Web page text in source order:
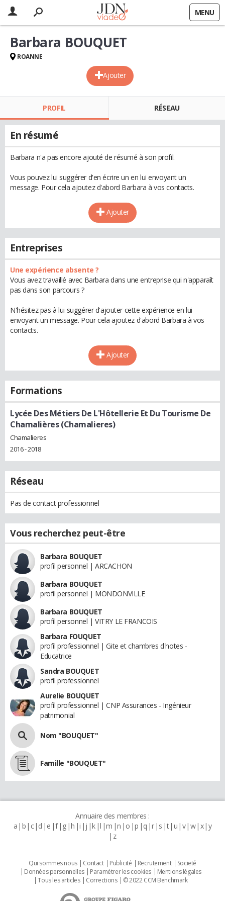
MENU
Ajouter
Barbara BOUQUET
ROANNE
PROFIL RÉSEAU
En résumé
Barbara n'a pas encore ajouté de résumé à son profil.
Vous pouvez lui suggérer d'en écrire un en lui envoyant un
message. Pour cela ajoutez d'abord Barbara à vos contacts.
Ajouter
Entreprises
Une expérience absente ?
Vous avez travaillé avec Barbara dans une entreprise qui n'apparaît
pas dans son parcours ?
N'hésitez pas à lui suggérer d'ajouter cette expérience en lui
envoyant un message. Pour cela ajoutez d'abord Barbara à vos
contacts.
Ajouter
Formations
Lycée Des Métiers De L'Hôtellerie Et Du Tourisme De
Chamalières (Chamalieres)
Chamalieres
2016 - 2018
Réseau
Pas de contact professionnel
Vous recherchez peut-être
Barbara BOUQUET
profil personnel | ARCACHON
Barbara BOUQUET
profil personnel | MONDONVILLE
Barbara BOUQUET
profil personnel | VITRY LE FRANCOIS
Barbara FOUQUET
profil professionnel | Gite et chambres d'hotes -
Educatrice
Sandra BOUQUET
profil professionnel
Aurelie BOUQUET
profil professionnel | CNP Assurances - Ingénieur
patrimonial
Nom "BOUQUET"
Famille "BOUQUET"
Annuaire des membres :
a b c d e f g h i j k l m n o p q r s t u v w x y
z
Qui sommes nous Contact Publicité Recrutement
Societé
Données personnelles
Paramétrer les cookies
Mentions légales
Tous les articles
Corrections © 2022 CCM Benchmark